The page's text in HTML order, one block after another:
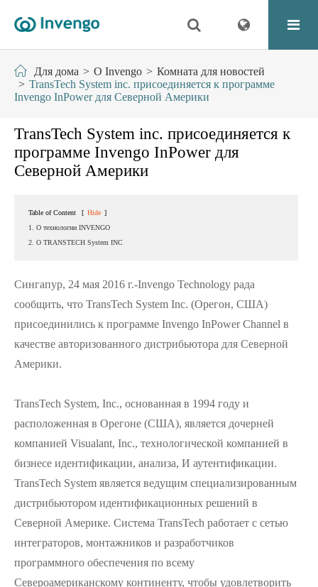
Для дома О Invengo
Комната для новостей
TransTech System inc. присоединяется к программе
Invengo InPower для Северной Америки
TransTech System inc. присоединяется к
программе Invengo InPower для
Северной Америки
Table of Content [ Hide ]
1. О технологии INVENGO
2. О TRANSTECH System INC
Сингапур, 24 мая 2016 г.-Invengo Technology рада
сообщить, что TransTech System Inc. (Орегон, США)
присоединились к программе Invengo InPower Channel в
качестве авторизованного дистрибьютора для Северной
Америки.
TransTech System, Inc., основанная в 1994 году и
расположенная в Орегоне (США), является дочерней
компанией Visualant, Inc., технологической компанией в
бизнесе идентификации, анализа, И аутентификации.
TransTech System является ведущим специализированным
дистрибьютором идентификационных решений в
Северной Америке. Система TransTech работает с сетью
интеграторов, монтажников и разработчиков
программного обеспечения по всему
Североамериканскому континенту, чтобы удовлетворить